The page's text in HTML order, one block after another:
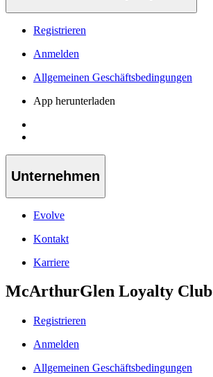
Registrieren
Anmelden
Allgemeinen Geschäftsbedingungen
App herunterladen
Unternehmen
Evolve
Kontakt
Karriere
McArthurGlen Loyalty Club
Registrieren
Anmelden
Allgemeinen Geschäftsbedingungen